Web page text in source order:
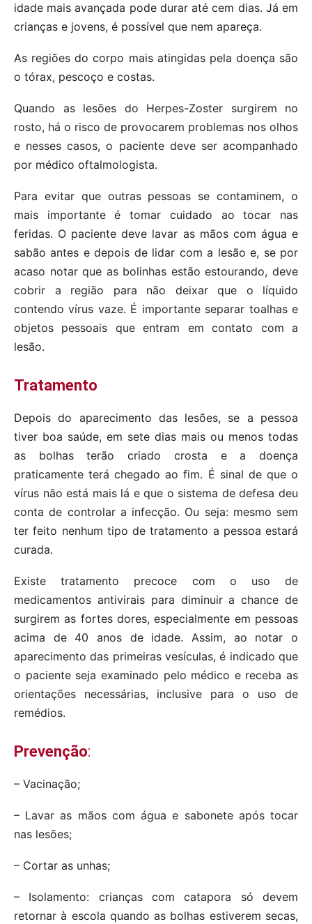
idade mais avançada pode durar até cem dias. Já em
crianças e jovens, é possível que nem apareça.
As regiões do corpo mais atingidas pela doença são
o tórax, pescoço e costas.
Quando as lesões do Herpes-Zoster surgirem no
rosto, há o risco de provocarem problemas nos olhos
e nesses casos, o paciente deve ser acompanhado
por médico oftalmologista.
Para evitar que outras pessoas se contaminem, o
mais importante é tomar cuidado ao tocar nas
feridas. O paciente deve lavar as mãos com água e
sabão antes e depois de lidar com a lesão e, se por
acaso notar que as bolinhas estão estourando, deve
cobrir a região para não deixar que o líquido
contendo vírus vaze. É importante separar toalhas e
objetos pessoais que entram em contato com a
lesão.
Tratamento
Depois do aparecimento das lesões, se a pessoa
tiver boa saúde, em sete dias mais ou menos todas
as bolhas terão criado crosta e a doença
praticamente terá chegado ao fim. É sinal de que o
vírus não está mais lá e que o sistema de defesa deu
conta de controlar a infecção. Ou seja: mesmo sem
ter feito nenhum tipo de tratamento a pessoa estará
curada.
Existe tratamento precoce com o uso de
medicamentos antivirais para diminuir a chance de
surgirem as fortes dores, especialmente em pessoas
acima de 40 anos de idade. Assim, ao notar o
aparecimento das primeiras vesículas, é indicado que
o paciente seja examinado pelo médico e receba as
orientações necessárias, inclusive para o uso de
remédios.
Prevenção:
– Vacinação;
– Lavar as mãos com água e sabonete após tocar
nas lesões;
– Cortar as unhas;
– Isolamento: crianças com catapora só devem
retornar à escola quando as bolhas estiverem secas,